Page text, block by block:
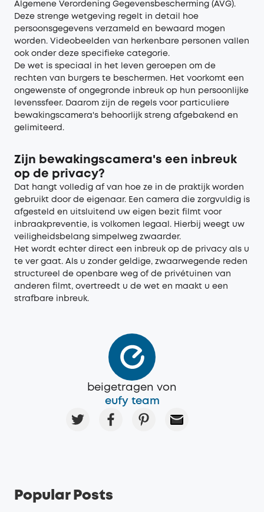
Algemene Verordening Gegevensbescherming (AVG).
Deze strenge wetgeving regelt in detail hoe
persoonsgegevens verzameld en bewaard mogen
worden. Videobeelden van herkenbare personen vallen
ook onder deze specifieke categorie.
De wet is speciaal in het leven geroepen om de
rechten van burgers te beschermen. Het voorkomt een
ongewenste of ongegronde inbreuk op hun persoonlijke
levenssfeer. Daarom zijn de regels voor particuliere
bewakingscamera's behoorlijk streng afgebakend en
gelimiteerd.
Zijn bewakingscamera's een inbreuk
op de privacy?
Dat hangt volledig af van hoe ze in de praktijk worden
gebruikt door de eigenaar. Een camera die zorgvuldig is
afgesteld en uitsluitend uw eigen bezit filmt voor
inbraakpreventie, is volkomen legaal. Hierbij weegt uw
veiligheidsbelang simpelweg zwaarder.
Het wordt echter direct een inbreuk op de privacy als u
te ver gaat. Als u zonder geldige, zwaarwegende reden
structureel de openbare weg of de privétuinen van
anderen filmt, overtreedt u de wet en maakt u een
strafbare inbreuk.
beigetragen von
eufy team
Popular Posts